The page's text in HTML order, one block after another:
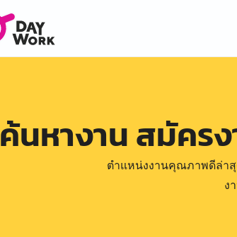
ค้นหางาน สมัคร
ตำแหน่งงานคุณภาพดีล่า
ง